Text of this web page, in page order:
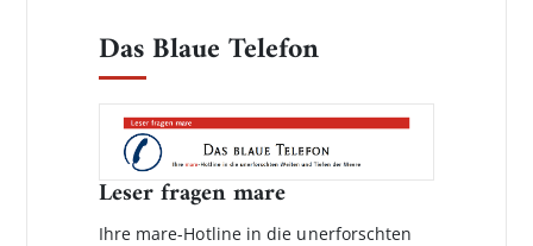
Das Blaue Telefon
Leser fragen mare
Ihre mare-Hotline in die unerforschten